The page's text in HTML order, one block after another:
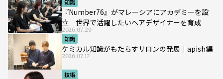
知識
『Number76』がマレーシアにアカデミーを設
立 世界で活躍したいヘアデザイナーを育成
2026.07.29
知識
ケミカル知識がもたらすサロンの発展｜apish編
2026.07.17
技術